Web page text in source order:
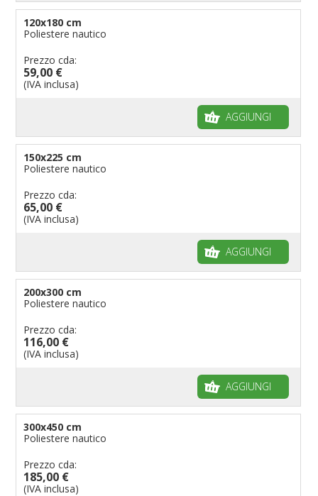
120x180 cm
Poliestere nautico
Prezzo cda:
59,00 €
(IVA inclusa)
AGGIUNGI
150x225 cm
Poliestere nautico
Prezzo cda:
65,00 €
(IVA inclusa)
AGGIUNGI
200x300 cm
Poliestere nautico
Prezzo cda:
116,00 €
(IVA inclusa)
AGGIUNGI
300x450 cm
Poliestere nautico
Prezzo cda:
185,00 €
(IVA inclusa)